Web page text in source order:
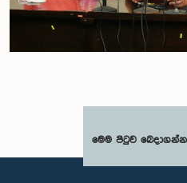
මෙම පිටුව බෙදාගන්න